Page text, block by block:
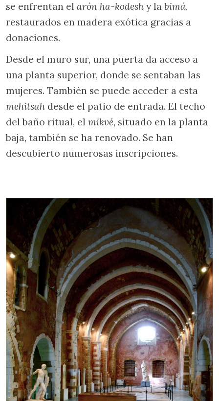
se enfrentan el arón ha-kodesh y la bimá,
restaurados en madera exótica gracias a
donaciones.
Desde el muro sur, una puerta da acceso a
una planta superior, donde se sentaban las
mujeres. También se puede acceder a esta
mehitsah desde el patio de entrada. El techo
del baño ritual, el mikvé, situado en la planta
baja, también se ha renovado. Se han
descubierto numerosas inscripciones.